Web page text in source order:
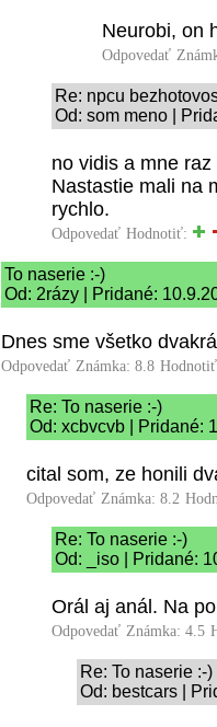
Neurobi, on
Odpovedať
Re: npcu
Od: som meno |
no vidis a mne
Nastastie mali na
rychlo.
Odpovedať Hodnotiť:
To naserie :-)
Od: 2rázy | Pridané:
Dnes sme všetko
Odpovedať Známka: 8.8
Re: To naserie :-)
Od: xcbvcvb | Pridané:
cital som, ze honili
Odpovedať Známka: 8.2
Re: To naserie :-)
Od: _iso | Pridané:
Orál aj anál. Na
Odpovedať Známka: 4.5
Re: To naserie :-)
Od: bestcars |